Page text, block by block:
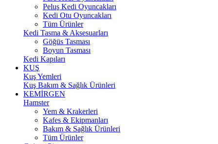
Peluş Kedi Oyuncakları
Kedi Otu Oyuncakları
Tüm Ürünler
Kedi Tasma & Aksesuarları
Göğüs Tasması
Boyun Tasması
Kedi Kapıları
KUŞ
Kuş Yemleri
Kuş Bakım & Sağlık Ürünleri
KEMİRGEN
Hamster
Yem & Krakerleri
Kafes & Ekipmanları
Bakım & Sağlık Ürünleri
Tüm Ürünler